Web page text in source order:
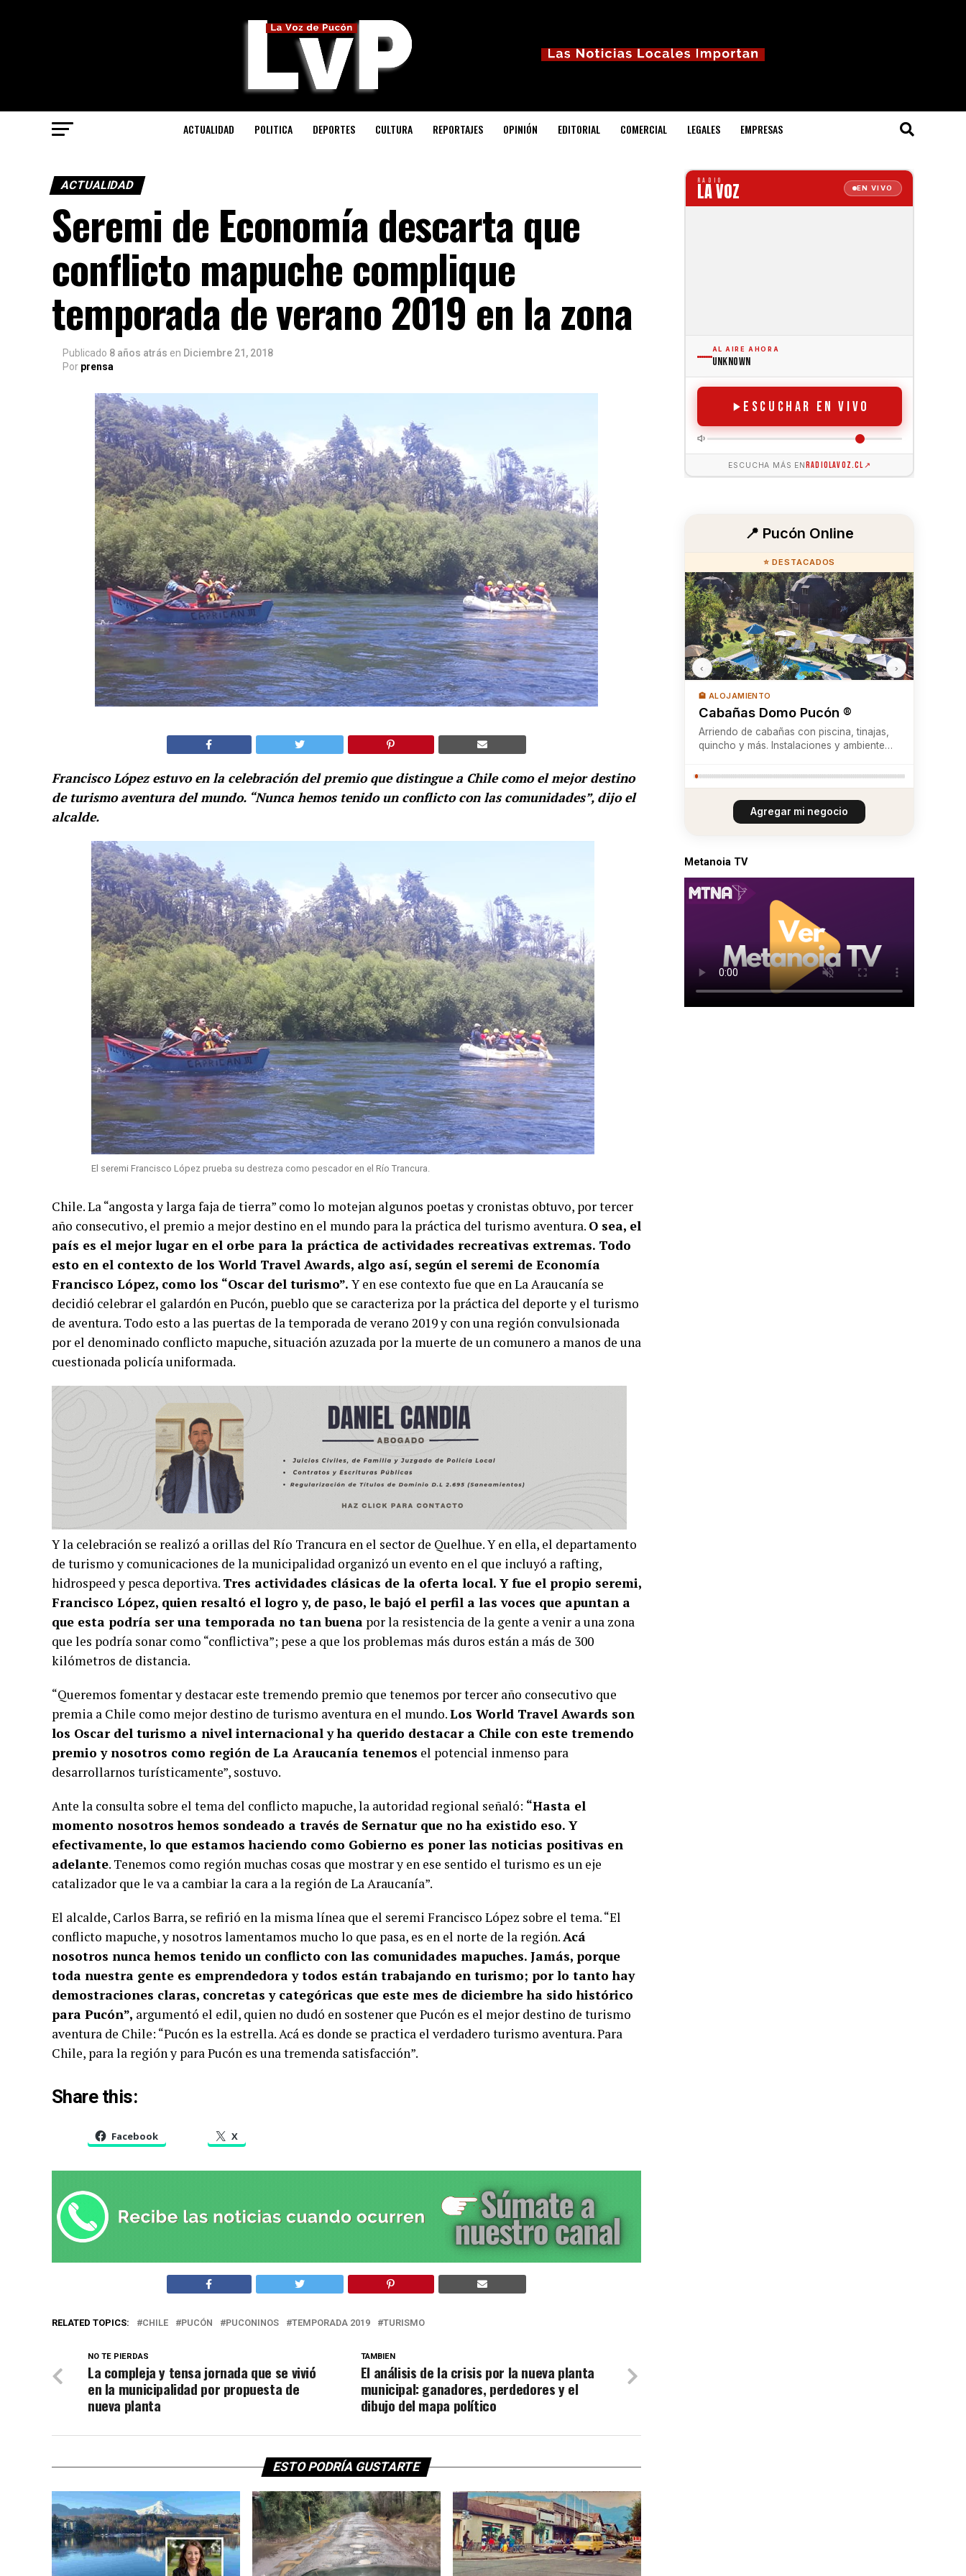
ACTUALIDAD POLITICA DEPORTES CULTURA REPORTAJES OPINIÓN EDITORIAL COMERCIAL LEGALES EMPRESAS
ACTUALIDAD
Seremi de Economía descarta que
conflicto mapuche complique
temporada de verano 2019 en la zona
Publicado 8 años atrás en Diciembre 21, 2018
Por prensa
Francisco López estuvo en la celebración del premio que distingue a Chile como el mejor destino
de turismo aventura del mundo. “Nunca hemos tenido un conflicto con las comunidades”, dijo el
alcalde.
El seremi Francisco López prueba su destreza como pescador en el Río Trancura.
Chile. La “angosta y larga faja de tierra” como lo motejan algunos poetas y cronistas obtuvo, por tercer
año consecutivo, el premio a mejor destino en el mundo para la práctica del turismo aventura. O sea, el
país es el mejor lugar en el orbe para la práctica de actividades recreativas extremas. Todo
esto en el contexto de los World Travel Awards, algo así, según el seremi de Economía
Francisco López, como los “Oscar del turismo”. Y en ese contexto fue que en La Araucanía se
decidió celebrar el galardón en Pucón, pueblo que se caracteriza por la práctica del deporte y el turismo
de aventura. Todo esto a las puertas de la temporada de verano 2019 y con una región convulsionada
por el denominado conflicto mapuche, situación azuzada por la muerte de un comunero a manos de una
cuestionada policía uniformada.
Y la celebración se realizó a orillas del Río Trancura en el sector de Quelhue. Y en ella, el departamento
de turismo y comunicaciones de la municipalidad organizó un evento en el que incluyó a rafting,
hidrospeed y pesca deportiva. Tres actividades clásicas de la oferta local. Y fue el propio seremi,
Francisco López, quien resaltó el logro y, de paso, le bajó el perfil a las voces que apuntan a
que esta podría ser una temporada no tan buena por la resistencia de la gente a venir a una zona
que les podría sonar como “conflictiva”; pese a que los problemas más duros están a más de 300
kilómetros de distancia.
“Queremos fomentar y destacar este tremendo premio que tenemos por tercer año consecutivo que
premia a Chile como mejor destino de turismo aventura en el mundo.Los World Travel Awards son
los Oscar del turismo a nivel internacional y ha querido destacar a Chile con este tremendo
premio y nosotros como región de La Araucanía tenemos el potencial inmenso para
desarrollarnos turísticamente”, sostuvo.
Ante la consulta sobre el tema del conflicto mapuche, la autoridad regional señaló: “Hasta el
momento nosotros hemos sondeado a través de Sernatur que no ha existido eso. Y
efectivamente, lo que estamos haciendo como Gobierno es poner las noticias positivas en
adelante. Tenemos como región muchas cosas que mostrar y en ese sentido el turismo es un eje
catalizador que le va a cambiar la cara a la región de La Araucanía”.
El alcalde, Carlos Barra, se refirió en la misma línea que el seremi Francisco López sobre el tema. “El
conflicto mapuche, y nosotros lamentamos mucho lo que pasa, es en el norte de la región.Acá
nosotros nunca hemos tenido un conflicto con las comunidades mapuches. Jamás, porque
toda nuestra gente es emprendedora y todos están trabajando en turismo; por lo tanto hay
demostraciones claras, concretas y categóricas que este mes de diciembre ha sido histórico
para Pucón”, argumentó el edil, quien no dudó en sostener que Pucón es el mejor destino de turismo
aventura de Chile: “Pucón es la estrella. Acá es donde se practica el verdadero turismo aventura. Para
Chile, para la región y para Pucón es una tremenda satisfacción”.
Share this:
Facebook X
RELATED TOPICS: CHILE PUCÓN PUCONINOS TEMPORADA 2019 TURISMO
TAMBIEN
El análisis de la crisis por la nueva planta
municipal: ganadores, perdedores y el
dibujo del mapa político
NO TE PIERDAS
La compleja y tensa jornada que se vivió
en la municipalidad por propuesta de
nueva planta
ESTO PODRÍA GUSTARTE
📍 Pucón Online
⭐ DESTACADOS
🏨 ALOJAMIENTO
Cabañas Domo Pucón ®
Arriendo de cabañas con piscina, tinajas,
quincho y más. Instalaciones y ambiente
personalizado
‹ ›
Agregar mi negocio
Metanoia TV